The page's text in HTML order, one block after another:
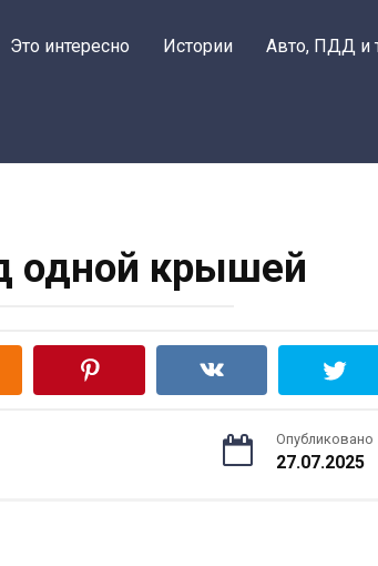
Это интересно Истории Авто, ПДД и
одной крышей
Опубликовано
27.07.2025